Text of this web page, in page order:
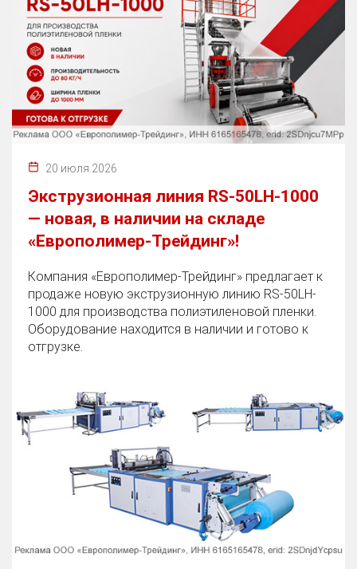
20 июля 2026
Экструзионная линия RS-50LH-1000
— новая, в наличии на складе
«Европолимер-Трейдинг»!
Компания «Европолимер-Трейдинг» предлагает к
продаже новую экструзионную линию RS-50LH-
1000 для производства полиэтиленовой пленки.
Оборудование находится в наличии и готово к
отгрузке.